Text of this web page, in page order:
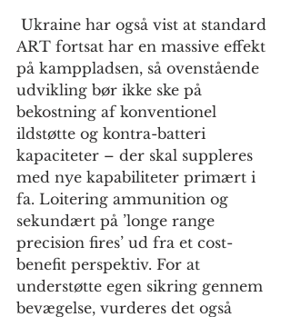
ART fortsat har en massive effekt
på kamppladsen, så ovenstående
udvikling bør ikke ske på
bekostning af konventionel
ildstøtte og kontra-batteri
kapaciteter – der skal suppleres
med nye kapabiliteter primært i
fa. Loitering ammunition og
sekundært på ’longe range
precision fires’ ud fra et cost-
benefit perspektiv. For at
understøtte egen sikring gennem
bevægelse, vurderes det også